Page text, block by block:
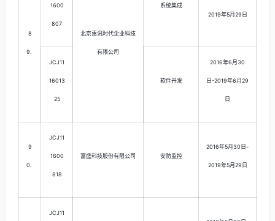
8
9.
1600
807
北京惠讯时代企业科技
有限公司
系统集成
2019年5月29日
JCJ11
16013
25
软件开发
2016年6月30
日-2019年6月29
日
9
0.
JCJ11
1600
818
富盛科技股份有限公司 安防监控
2016年5月30日-
2019年5月29日
JCJ11